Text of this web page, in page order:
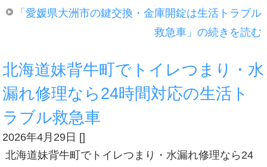
「愛媛県大洲市の鍵交換・金庫開錠は生活トラブル
救急車」の続きを読む
北海道妹背牛町でトイレつまり・水
漏れ修理なら24時間対応の生活ト
ラブル救急車
2026年4月29日 []
北海道妹背牛町でトイレつまり・水漏れ修理なら24